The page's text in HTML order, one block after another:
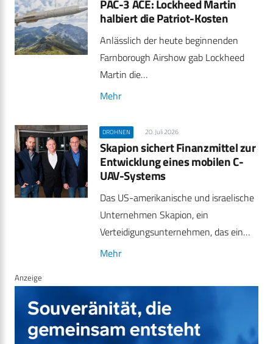
PAC-3 ACE: Lockheed Martin
halbiert die Patriot-Kosten
Anlässlich der heute beginnenden
Farnborough Airshow gab Lockheed
Martin die…
Mehr
DROHNEN 20. Juli 2026
Skapion sichert Finanzmittel zur
Entwicklung eines mobilen C-
UAV-Systems
Das US-amerikanische und israelische
Unternehmen Skapion, ein
Verteidigungsunternehmen, das ein…
Mehr
Anzeige